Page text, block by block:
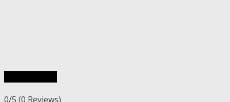
0/5 (0 Reviews)